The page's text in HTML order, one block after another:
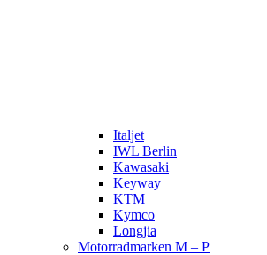
Italjet
IWL Berlin
Kawasaki
Keyway
KTM
Kymco
Longjia
Motorradmarken M – P